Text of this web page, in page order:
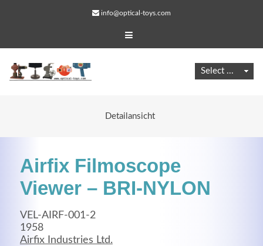
info@optical-toys.com
Detailansicht
Airfix Filmoscope
Viewer – BRI-NYLON
VEL-AIRF-001-2
1958
Airfix Industries Ltd.
Web Projects
Lorem ipsum dolor sit amet, consectetuer adipiscing